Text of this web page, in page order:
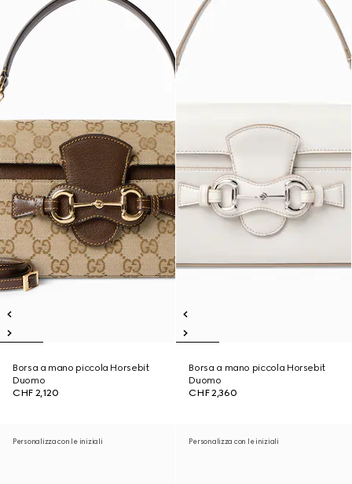
Borsa a mano piccola Horsebit
Duomo
CHF 2,120
Borsa a mano piccola Horsebit
Duomo
CHF 2,360
Personalizza con le iniziali Personalizza con le iniziali